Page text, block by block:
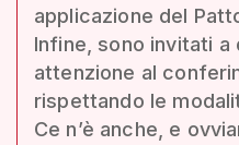
applicazione del
Infine, sono invitati
attenzione al
rispettando le
Ce n’è anche, e